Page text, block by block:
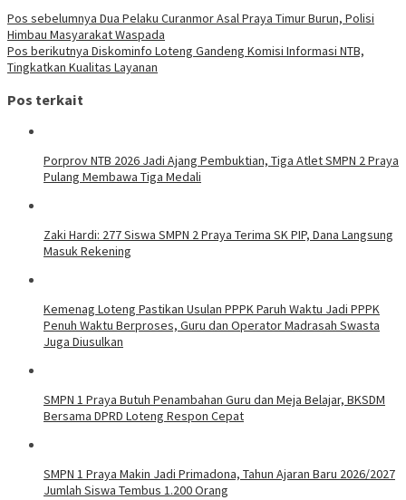
Pos sebelumnya Dua Pelaku Curanmor Asal Praya Timur Burun, Polisi
Himbau Masyarakat Waspada
Pos berikutnya Diskominfo Loteng Gandeng Komisi Informasi NTB,
Tingkatkan Kualitas Layanan
Pos terkait
Porprov NTB 2026 Jadi Ajang Pembuktian, Tiga Atlet SMPN 2 Praya
Pulang Membawa Tiga Medali
Zaki Hardi: 277 Siswa SMPN 2 Praya Terima SK PIP, Dana Langsung
Masuk Rekening
Kemenag Loteng Pastikan Usulan PPPK Paruh Waktu Jadi PPPK
Penuh Waktu Berproses, Guru dan Operator Madrasah Swasta
Juga Diusulkan
SMPN 1 Praya Butuh Penambahan Guru dan Meja Belajar, BKSDM
Bersama DPRD Loteng Respon Cepat
SMPN 1 Praya Makin Jadi Primadona, Tahun Ajaran Baru 2026/2027
Jumlah Siswa Tembus 1.200 Orang